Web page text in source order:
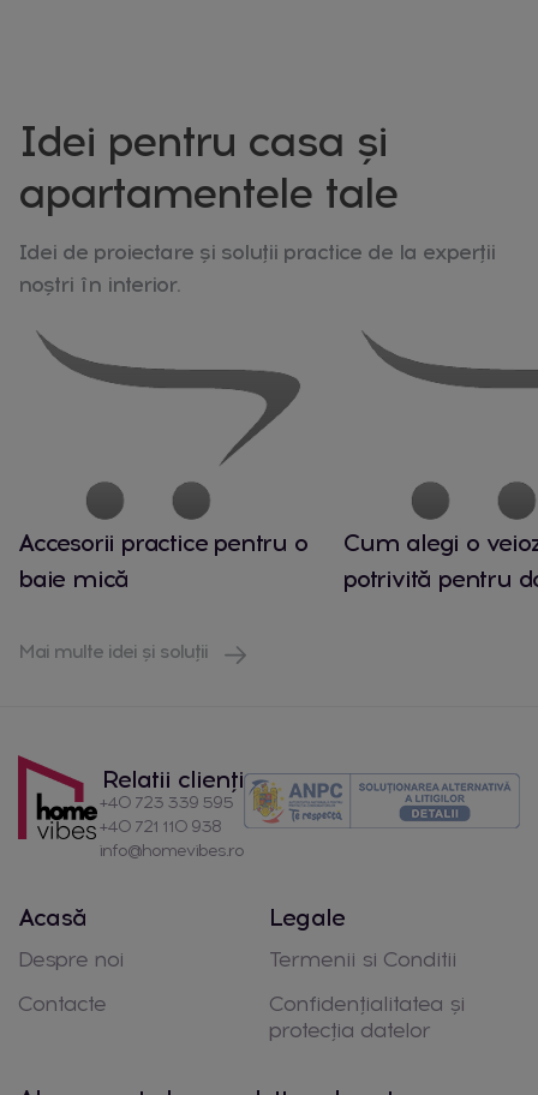
Idei pentru casa și
apartamentele tale
Idei de proiectare și soluții practice de la experții
noștri în interior.
Accesorii practice pentru o
baie mică
Cum alegi o
potrivită pentru
Mai multe idei și soluții
Relatii clienți
+40 723 339 595
+40 721 110 938
info@homevibes.ro
Acasă
Despre noi
Contacte
Legale
Termenii si Conditii
Confidențialitatea și
protecția datelor